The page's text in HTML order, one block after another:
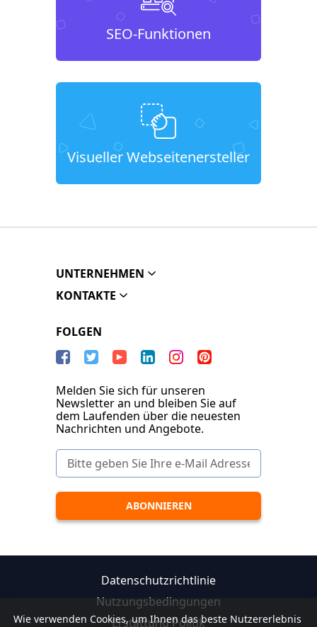
SEO-Funktionen
Visueller Webseitenersteller
Wie verwenden Cookies, um Ihnen das beste Nutzererlebnis
UNTERNEHMEN
KONTAKTE
FOLGEN
Melden Sie sich für unseren
Newsletter an und bleiben Sie auf
dem Laufenden über die neuesten
Nachrichten und Angebote.
Datenschutzrichtlinie
Nutzungsbedingungen
Erstattung Politik